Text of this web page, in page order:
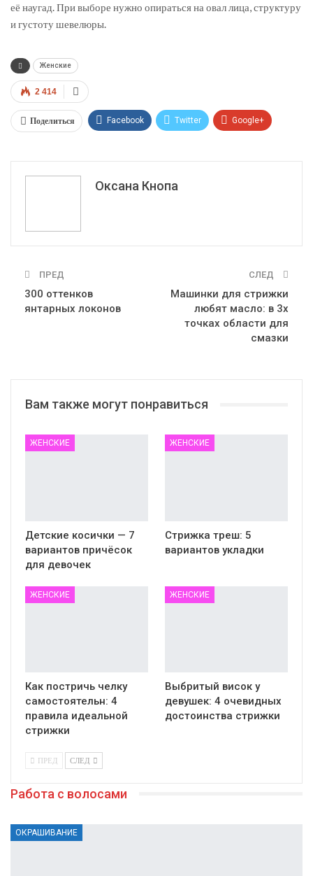
её наугад. При выборе нужно опираться на овал лица, структуру
и густоту шевелюры.
Женские
2 414
Поделиться Facebook Twitter Google+
Эл. адрес
Оксана Кнопа
ПРЕД
300 оттенков
янтарных локонов
СЛЕД
Машинки для стрижки
любят масло: в 3х
точках области для
смазки
Вам также могут понравиться
ЖЕНСКИЕ
Детские косички — 7
вариантов причёсок
для девочек
ЖЕНСКИЕ
Стрижка треш: 5
вариантов укладки
ЖЕНСКИЕ
Как постричь челку
самостоятельн: 4
правила идеальной
стрижки
ЖЕНСКИЕ
Выбритый висок у
девушек: 4 очевидных
достоинства стрижки
ПРЕД СЛЕД
Работа с волосами
ОКРАШИВАНИЕ